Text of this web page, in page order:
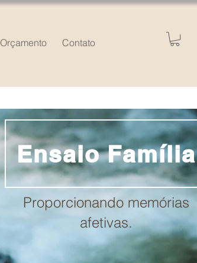
Orçamento Contato
Ensaio Família
Proporcionando memórias
afetivas.